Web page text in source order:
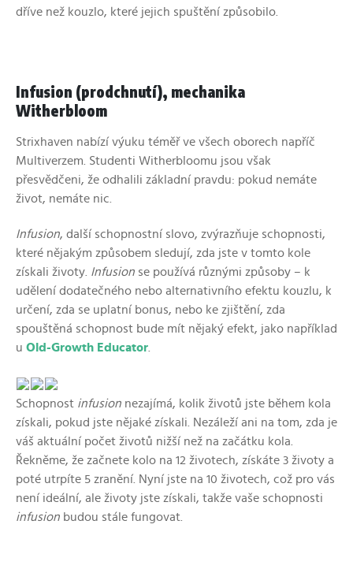
dříve než kouzlo, které jejich spuštění způsobilo.
Infusion (prodchnutí), mechanika
Witherbloom
Strixhaven nabízí výuku téměř ve všech oborech napříč
Multiverzem. Studenti Witherbloomu jsou však
přesvědčeni, že odhalili základní pravdu: pokud nemáte
život, nemáte nic.
Infusion, další schopnostní slovo, zvýrazňuje schopnosti,
které nějakým způsobem sledují, zda jste v tomto kole
získali životy. Infusion se používá různými způsoby – k
udělení dodatečného nebo alternativního efektu kouzlu, k
určení, zda se uplatní bonus, nebo ke zjištění, zda
spouštěná schopnost bude mít nějaký efekt, jako například
u Old-Growth Educator
Schopnost infusion nezajímá, kolik životů jste během kola
získali, pokud jste nějaké získali. Nezáleží ani na tom, zda je
váš aktuální počet životů nižší než na začátku kola.
Řekněme, že začnete kolo na 12 životech, získáte 3 životy a
poté utrpíte 5 zranění. Nyní jste na 10 životech, což pro vás
není ideální, ale životy jste získali, takže vaše schopnosti
infusion budou stále fungovat.